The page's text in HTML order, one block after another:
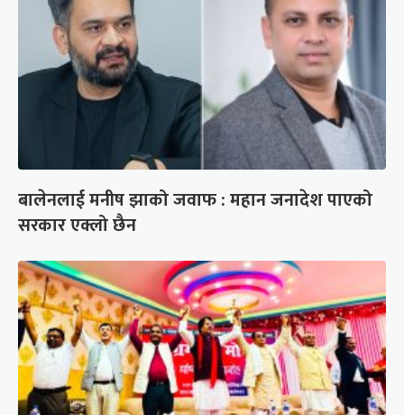
बालेनलाई मनीष झाको जवाफ : महान जनादेश पाएको
सरकार एक्लो छैन